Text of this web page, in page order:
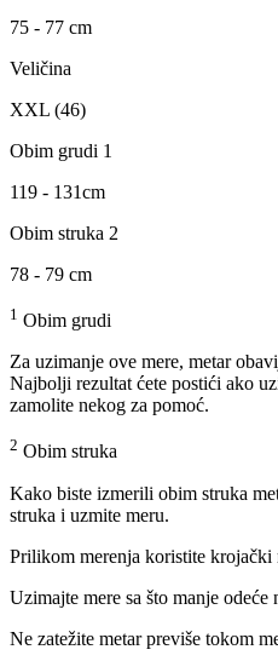
75 - 77 cm
Veličina
XXL (46)
Obim grudi 1
119 - 131cm
Obim struka 2
78 - 79 cm
1 Obim grudi
Za uzimanje ove mere, metar
Najbolji rezultat ćete postići ako
zamolite nekog za pomoć.
2 Obim struka
Kako biste izmerili obim struka
struka i uzmite meru.
Prilikom merenja koristite krojački
Uzimajte mere sa što manje odeće
Ne zatežite metar previše tokom